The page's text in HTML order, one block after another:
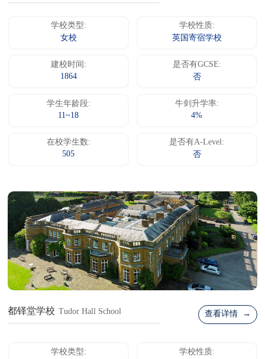
学校类型:
女校
学校性质:
英国寄宿学校
建校时间:
1864
是否有GCSE:
否
学生年龄段:
11~18
牛剑升学率:
4%
在校学生数:
505
是否有A-Level:
否
都铎堂学校 Tudor Hall School 查看详情 →
学校类型:
学校性质: